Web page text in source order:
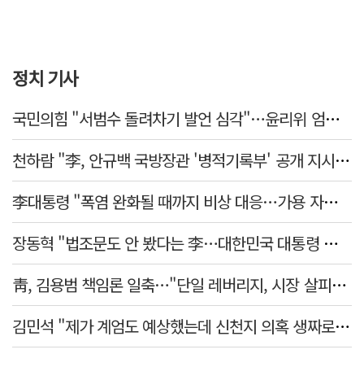
정치 기사
국민의힘 "서범수 돌려차기 발언 심각"…윤리위 엄중 조치 의견 모아
천하람 "李, 안규백 국방장관 '병적기록부' 공개 지시해야"
李대통령 "폭염 완화될 때까지 비상 대응…가용 자원 총동원"
장동혁 "법조문도 안 봤다는 李…대한민국 대통령 맞나, 역대급 망언"
靑, 김용범 책임론 일축…"단일 레버리지, 시장 살피고 대책 챙길 때"
김민석 "제가 계엄도 예상했는데 신천지 의혹 생짜로 말했겠나"